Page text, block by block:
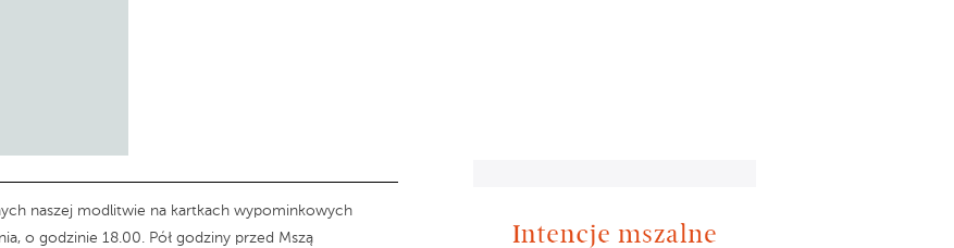
naszej modlitwie na kartkach wypominkowych
o godzinie 18.00. Pół godziny przed Mszą